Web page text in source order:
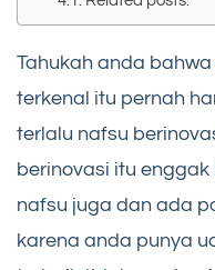
Tahukah anda
terkenal itu pernah
terlalu nafsu
berinovasi itu
nafsu juga dan ada
karena anda punya